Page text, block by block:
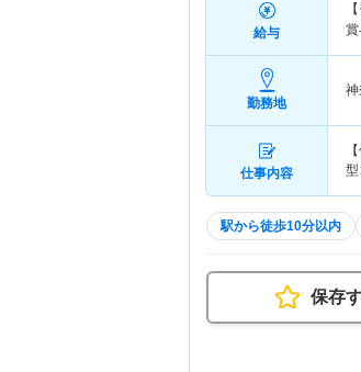
給与
賞
勤務地
神
仕事内容
駅から徒歩10分以内
保存